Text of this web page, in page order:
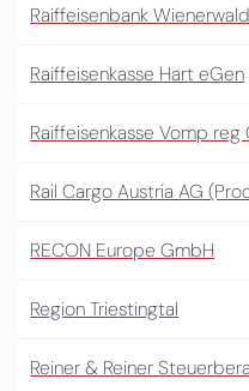
Raiffeisenbank
Raiffeisenkasse Hart eGen
Raiffeisenkasse Vomp reg
Rail Cargo Austria AG
RECON Europe GmbH
Region Triestingtal
Reiner & Reiner